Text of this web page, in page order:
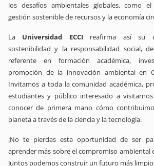
los desafíos ambientales globales, como
gestión sostenible de recursos y la economía
La Universidad ECCIreafirma así su
sostenibilidad y la responsabilidad social,
referente en formación académica,
promoción de la innovación ambiental en
Invitamos a toda la comunidad académica,
estudiantes y público interesado a
conocer de primera mano cómo
planeta a través de la ciencia y la tecnología.
¡No te pierdas esta oportunidad de ser
aprender más sobre el compromiso ambiental
Juntos podemos construir un futuro más